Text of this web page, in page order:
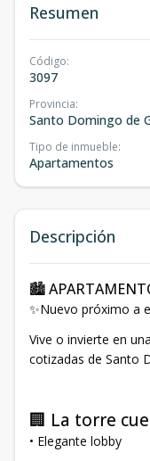
Resumen
Código:
3097
Provincia:
Santo Domingo de
Tipo de inmueble:
Apartamentos
Descripción
🏙️
✨Nuevo próximo a
Vive o invierte en
cotizadas de Santo
🏢 La torre
• Elegante lobby